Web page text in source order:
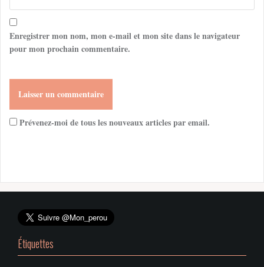
Enregistrer mon nom, mon e-mail et mon site dans le navigateur
pour mon prochain commentaire.
Prévenez-moi de tous les nouveaux articles par email.
Étiquettes